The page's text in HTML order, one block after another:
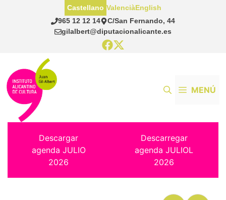
965 12 12 14
C/San Fernando, 44
gilalbert@diputacionalicante.es
Castellano ValenciàEnglish
MENÚ
Descargar
agenda JULIO
2026
Descarregar
agenda JULIOL
2026